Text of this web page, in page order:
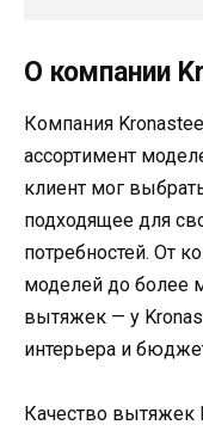
О компании
Компания
ассортимент
клиент мог
подходящее для
потребностей. От
моделей до более
вытяжек — у
интерьера и
Качество вытяжек